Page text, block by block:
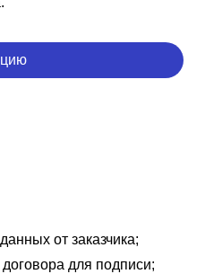
от заказчика;
для подписи;